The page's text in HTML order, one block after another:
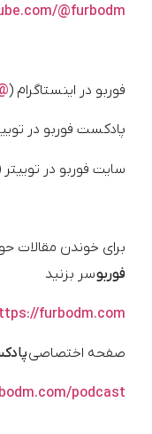
@furbodm
فوربو در اینستاگرام (
پادکست فوربو در
سایت فوربو در توییتر
برای خوندن مقالات
فوربوسر بزنید
furbodm.com/
صفحه اختصاصی
podcast/